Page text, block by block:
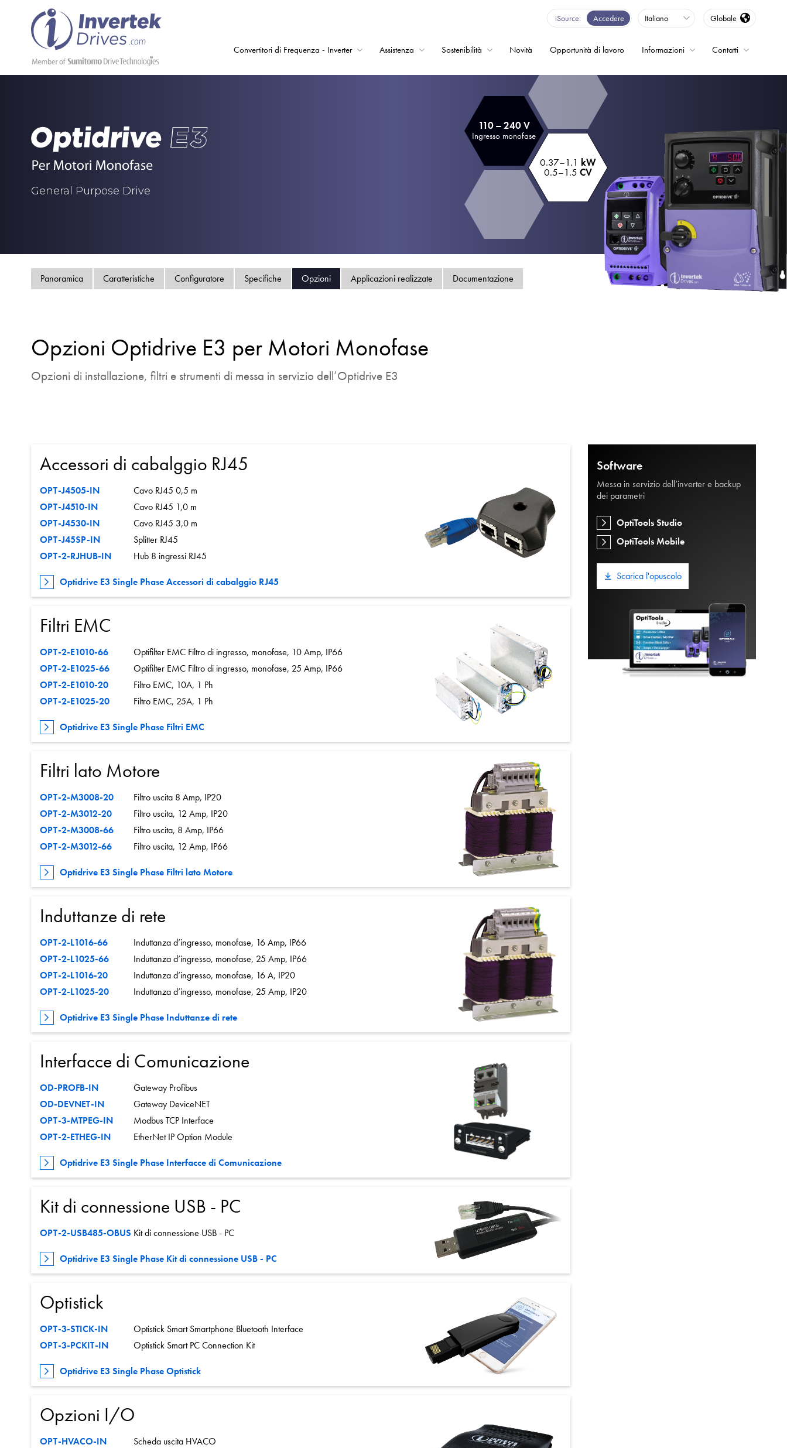
iSource Accedere Italiano Globale
Convertitori di Frequenza - Inverter Assistenza Sostenibilità Novità Opportunità di lavoro Informazioni Contatti
General Purpose Drive
110 – 240 V
Ingresso monofase
0.37–1.1 kW
0.5–1.5 CV
Panoramica Caratteristiche Configuratore Specifiche Opzioni Applicazioni realizzate Documentazione
Opzioni Optidrive E3 per Motori Monofase
Opzioni di installazione, filtri e strumenti di messa in servizio dell’Optidrive E3
Accessori di cabalggio RJ45
OPT-J4505-IN
Cavo RJ45 0,5 m
OPT-J4510-IN
Cavo RJ45 1,0 m
OPT-J4530-IN
Cavo RJ45 3,0 m
OPT-J45SP-IN
Splitter RJ45
OPT-2-RJHUB-IN
Hub 8 ingressi RJ45
Optidrive E3 Single Phase Accessori di cabalggio RJ45
Filtri EMC
OPT-2-E1010-66
Optifilter EMC Filtro di ingresso, monofase, 10 Amp, IP66
OPT-2-E1025-66
Optifilter EMC Filtro di ingresso, monofase, 25 Amp, IP66
OPT-2-E1010-20
Filtro EMC, 10A, 1 Ph
OPT-2-E1025-20
Filtro EMC, 25A, 1 Ph
Optidrive E3 Single Phase Filtri EMC
Filtri lato Motore
OPT-2-M3008-20
Filtro uscita 8 Amp, IP20
OPT-2-M3012-20
Filtro uscita, 12 Amp, IP20
OPT-2-M3008-66
Filtro uscita, 8 Amp, IP66
OPT-2-M3012-66
Filtro uscita, 12 Amp, IP66
Optidrive E3 Single Phase Filtri lato Motore
Induttanze di rete
OPT-2-L1016-66
Induttanza d’ingresso, monofase, 16 Amp, IP66
OPT-2-L1025-66
Induttanza d’ingresso, monofase, 25 Amp, IP66
OPT-2-L1016-20
Induttanza d’ingresso, monofase, 16 A, IP20
OPT-2-L1025-20
Induttanza d’ingresso, monofase, 25 Amp, IP20
Optidrive E3 Single Phase Induttanze di rete
Interfacce di Comunicazione
OD-PROFB-IN
Gateway Profibus
OD-DEVNET-IN
Gateway DeviceNET
OPT-3-MTPEG-IN
Modbus TCP Interface
OPT-2-ETHEG-IN
EtherNet IP Option Module
Optidrive E3 Single Phase Interfacce di Comunicazione
Kit di connessione USB - PC
OPT-2-USB485-OBUS Kit di connessione USB - PC
Optidrive E3 Single Phase Kit di connessione USB - PC
Optistick
OPT-3-STICK-IN
Optistick Smart Smartphone Bluetooth Interface
OPT-3-PCKIT-IN
Optistick Smart PC Connection Kit
Optidrive E3 Single Phase Optistick
Opzioni I/O
OPT-HVACO-IN
Scheda uscita HVACO
Software
Messa in servizio dell’inverter e backup
dei parametri
OptiTools Studio
OptiTools Mobile
Scarica l'opuscolo
Convertitori di Frequenza - Inverter
Assistenza
Sostenibilità
Opportunità di lavoro
Informazioni
Informativa sulla privacy
Mappa del sito